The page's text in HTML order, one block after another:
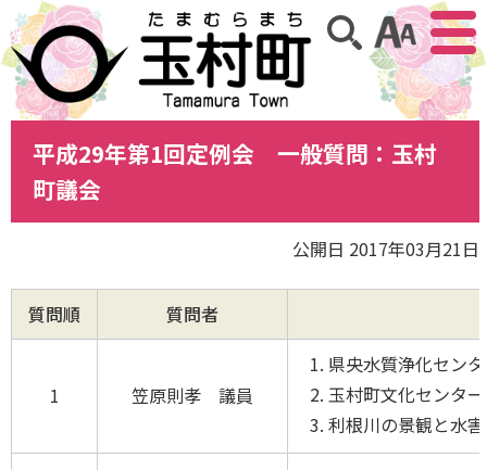
アクセ
サイト内検索
平成29年第1回定例会 一般質問：玉村
町議会
公開日 2017年03月21日
質問順 質問者
1 笠原則孝 議員
県央水質浄化セン
玉村町文化センタ
利根川の景観と水